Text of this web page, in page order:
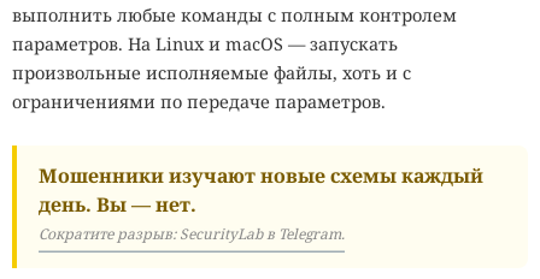
выполнить любые команды с полным контролем
параметров. На Linux и macOS — запускать
произвольные исполняемые файлы, хоть и с
ограничениями по передаче параметров.
Мошенники изучают новые схемы каждый
день. Вы — нет.
Сократите разрыв: SecurityLab в Telegram.